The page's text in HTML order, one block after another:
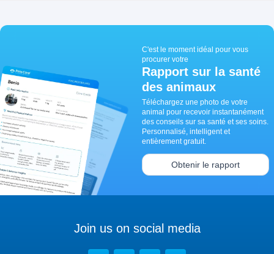
C'est le moment idéal pour vous
procurer votre
Rapport sur la santé
des animaux
Téléchargez une photo de votre
animal pour recevoir instantanément
des conseils sur sa santé et ses soins.
Personnalisé, intelligent et
entièrement gratuit.
Obtenir le rapport
Join us on social media